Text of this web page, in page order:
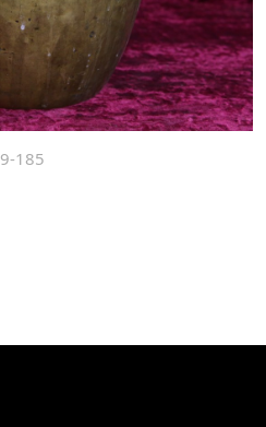
9-185